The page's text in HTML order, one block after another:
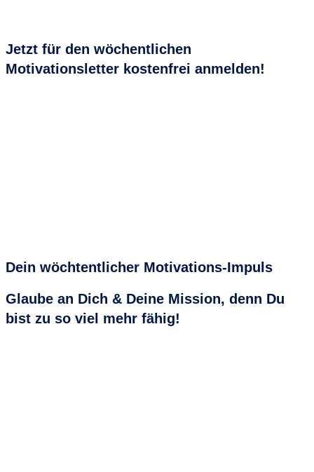
Jetzt für den wöchentlichen
Motivationsletter kostenfrei anmelden!
Dein wöchtentlicher Motivations-Impuls
Glaube an Dich & Deine Mission, denn Du
bist zu so viel mehr fähig!